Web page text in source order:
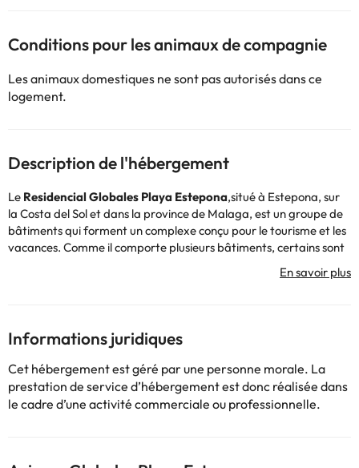
Conditions pour les animaux de compagnie
Les animaux domestiques ne sont pas autorisés dans ce
logement.
Description de l'hébergement
Le Residencial Globales Playa Estepona,situé à Estepona, sur
la Costa del Sol et dans la province de Malaga, est un groupe de
bâtiments qui forment un complexe conçu pour le tourisme et les
vacances. Comme il comporte plusieurs bâtiments, certains sont
L'établissement dispose d'une réception ouverte 24h/24, de la
disponibilité à l'arrivée).
Cet hôtel est idéal pour les amateurs d'eau, car il dispose de 5
piscines extérieures et de 2 piscines extérieures pour enfants. En
outre, ce complexe dispose d'un parc aquatique rempli de
toboggans, un espace fantastique pour toute la famille qui
pourra partager des moments de plaisir et d'excitation (la
Informations juridiques
Cet hébergement est géré par une personne morale. La
prestation de service d’hébergement est donc réalisée dans
le cadre d’une activité commerciale ou professionnelle.